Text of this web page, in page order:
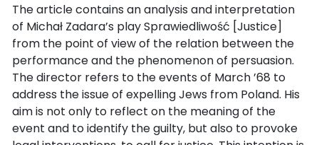
The article contains an analysis and interpretation
of Michał Zadara’s play Sprawiedliwość [Justice]
from the point of view of the relation between the
performance and the phenomenon of persuasion.
The director refers to the events of March ’68 to
address the issue of expelling Jews from Poland. His
aim is not only to reflect on the meaning of the
event and to identify the guilty, but also to provoke